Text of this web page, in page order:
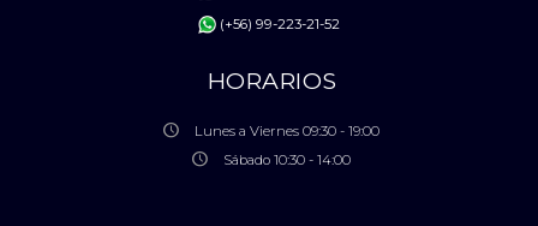
(+56) 99-223-21-52
HORARIOS
Lunes a Viernes 09:30 - 19:00
Sábado 10:30 - 14:00